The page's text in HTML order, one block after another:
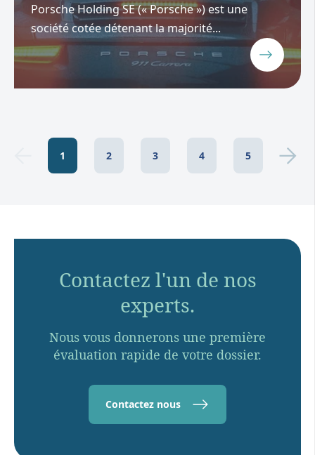
Porsche Holding SE (« Porsche ») est une
société cotée détenant la majorité...
1 2 3 4 5
Contactez l'un de nos
experts.
Nous vous donnerons une première
évaluation rapide de votre dossier.
Contactez nous